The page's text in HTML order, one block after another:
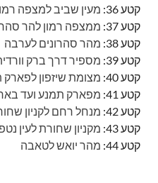
קטע 36:
מעין שביב למצפה
קטע 37:
ממצפה רמון להר
קטע 38:
מהר סהרונים לערבה
קטע 39:
מספיר דרך ברק
קטע 40:
מצומת שיזפון
קטע 41:
מפארק תמנע ועד
קטע 42:
מנחל רחם לקניון
קטע 43:
מקניון שחורת לעין
קטע 44:
מהר יואש לטאבה